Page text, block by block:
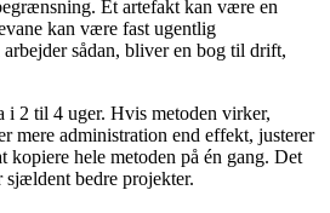
Et artefakt kan være en
kan være fast ugentlig
sådan, bliver en bog til drift,
i 2 til 4 uger. Hvis metoden virker,
mere administration end effekt, justerer
kopiere hele metoden på én gang. Det
sjældent bedre projekter.